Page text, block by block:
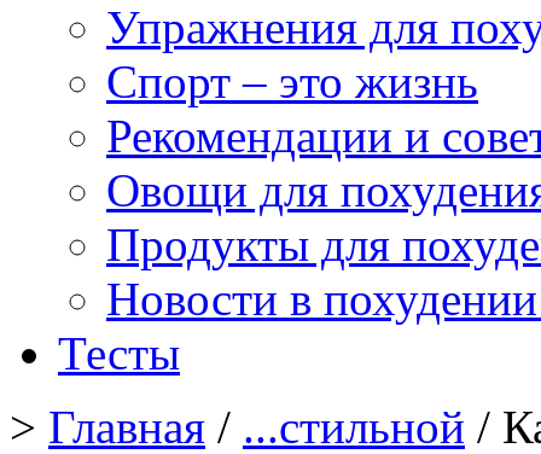
Упражнения для
Спорт – это жизнь
Рекомендации и
Овощи для
Продукты для
Новости в
Тесты
> Главная / ...стильной /